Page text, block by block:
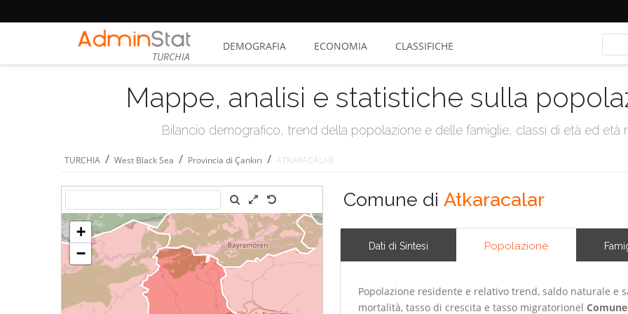
TURCHIA
DEMOGRAFIA ECONOMIA CLASSIFICHE
Mappe, analisi e statistiche sulla
Bilancio demografico, trend della popolazione e delle famiglie, classi di età ed età
TURCHIA / West Black Sea / Provincia di Çankırı / ATKARACALAR
Comune di Atkaracalar
Dati di Sintesi Popolazione
Popolazione residente e relativo trend, saldo naturale e
mortalità, tasso di crescita e tasso migratorionel